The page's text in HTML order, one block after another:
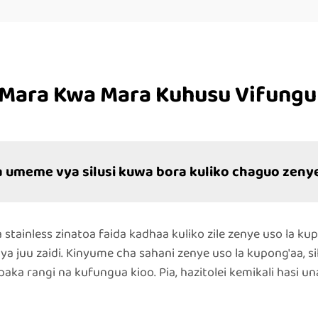
Kwa Mara Kuhusu
vya silusi kuwa bora kuliko chaguo
zinatoa faida kadhaa kuliko zile zenye uso la
juu zaidi. Kinyume cha sahani zenye uso la kupong'aa,
rangi na kufungua kioo. Pia, hazitolei kemikali hasi